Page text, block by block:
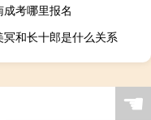
成考哪里报名
冥和长十郎是什么关系
☚